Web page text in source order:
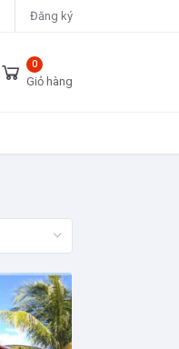
Đăng ký
0
Giỏ hàng